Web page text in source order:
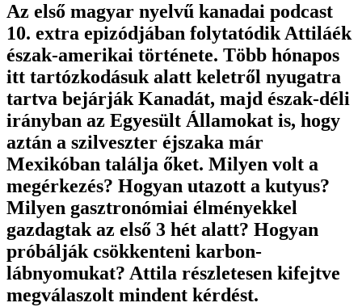
Az első magyar nyelvű kanadai podcast
10. extra epizódjában folytatódik Attiláék
észak-amerikai története. Több hónapos
itt tartózkodásuk alatt keletről nyugatra
tartva bejárják Kanadát, majd észak-déli
irányban az Egyesült Államokat is, hogy
aztán a szilveszter éjszaka már
Mexikóban találja őket. Milyen volt a
megérkezés? Hogyan utazott a kutyus?
Milyen gasztronómiai élményekkel
gazdagtak az első 3 hét alatt? Hogyan
próbálják csökkenteni karbon-
lábnyomukat? Attila részletesen kifejtve
megválaszolt mindent kérdést.